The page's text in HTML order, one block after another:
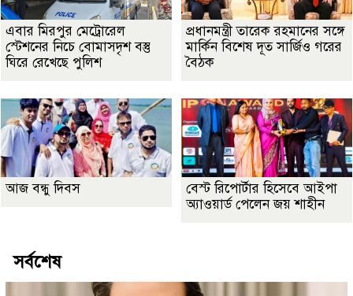
এবার মিরপুর মেট্রোরেল
স্টেশনের নিচে বোমাসদৃশ বস্তু
ঘিরে রেখেছে পুলিশ
প্রধানমন্ত্রী তারেক রহমানের সঙ্গে
মার্কিন বিশেষ দূত সার্জিও গরের
বৈঠক
আজ বন্ধু দিবস
বেস্ট রিপোর্টার হিসেবে আইপা
অ্যাওয়ার্ড পেলেন জয় শাহীন
সর্বশেষ